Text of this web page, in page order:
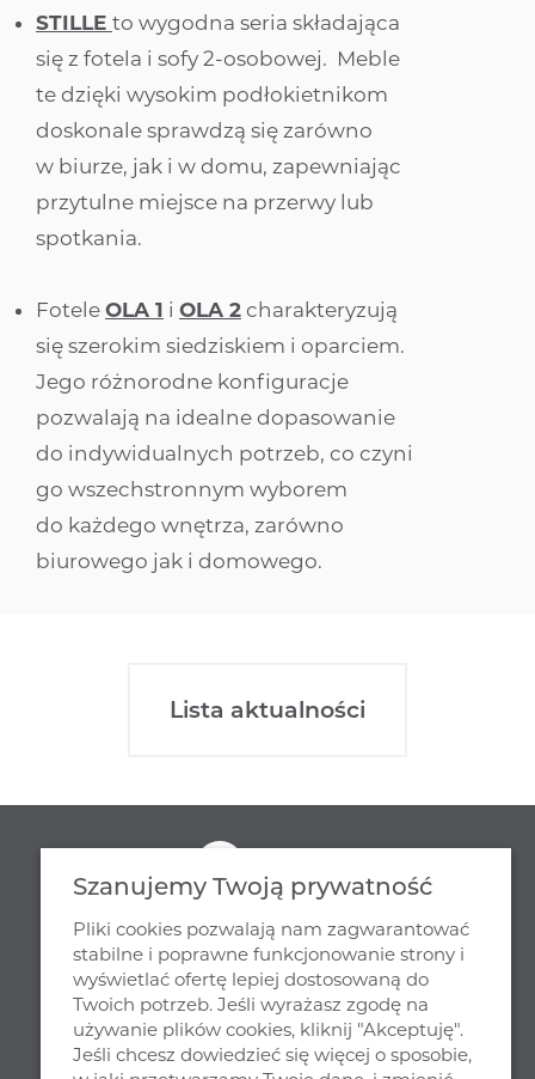
STILLE to wygodna seria składająca
się z fotela i sofy 2-osobowej. Meble
te dzięki wysokim podłokietnikom
doskonale sprawdzą się zarówno
w biurze, jak i w domu, zapewniając
przytulne miejsce na przerwy lub
spotkania.
Fotele OLA 1 i OLA 2 charakteryzują
się szerokim siedziskiem i oparciem.
Jego różnorodne konfiguracje
pozwalają na idealne dopasowanie
do indywidualnych potrzeb, co czyni
go wszechstronnym wyborem
do każdego wnętrza, zarówno
biurowego jak i domowego.
Lista aktualności
NASZA SIEDZIBA
MJ DESIGN
Szanujemy Twoją prywatność
Pliki cookies pozwalają nam zagwarantować
stabilne i poprawne funkcjonowanie strony i
wyświetlać ofertę lepiej dostosowaną do
Twoich potrzeb. Jeśli wyrażasz zgodę na
używanie plików cookies, kliknij "Akceptuję".
Jeśli chcesz dowiedzieć się więcej o sposobie,